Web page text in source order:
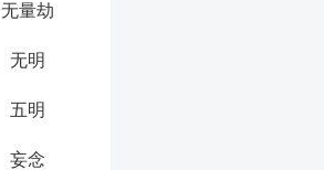
无量劫
无明
五明
妄念